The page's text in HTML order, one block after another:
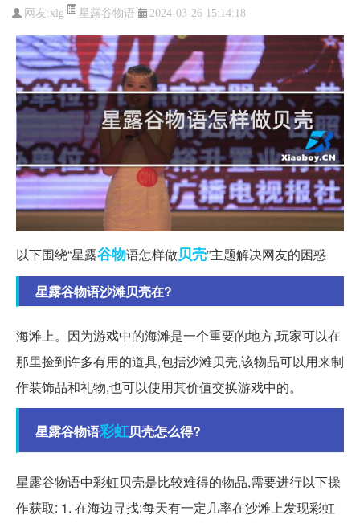
网友:xlg 星露谷物语 2024-03-26 15:14:18
以下围绕“星露谷物语怎样做贝壳”主题解决网友的困惑
星露谷物语沙滩贝壳在?
海滩上。因为游戏中的海滩是一个重要的地方,玩家可以在
那里捡到许多有用的道具,包括沙滩贝壳,该物品可以用来制
作装饰品和礼物,也可以使用其价值交换游戏中的。
星露谷物语彩虹贝壳怎么得?
星露谷物语中彩虹贝壳是比较难得的物品,需要进行以下操
作获取: 1. 在海边寻找:每天有一定几率在沙滩上发现彩虹